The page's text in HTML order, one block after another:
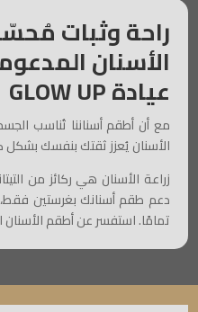
راحة وثبات
الأسنان
عيادة GLOW UP
مع أن أطقم أسناننا تُناسب
الأسنان يُعزز ثقتك بنفسك بشكل
زراعة الأسنان هي ركائز من
دعم طقم أسنانك بغرستين
تمامًا. استفسر عن أطقم الأسنان